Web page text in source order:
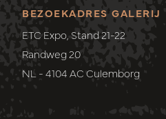
BEZOEKADRES GALERIJ
ETC Expo, Stand 21-22
Randweg 20
NL - 4104 AC Culemborg